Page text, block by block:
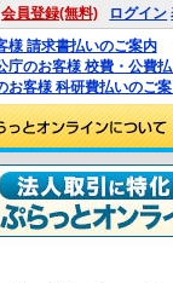
会員登録(無料) ログイン
様 請求書払いのご案内
庁のお客様 校費・公費
お客様 科研費払いのご